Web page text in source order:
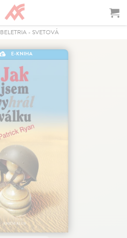
BELETRIA- SVETOVÁ
E-KNIHA